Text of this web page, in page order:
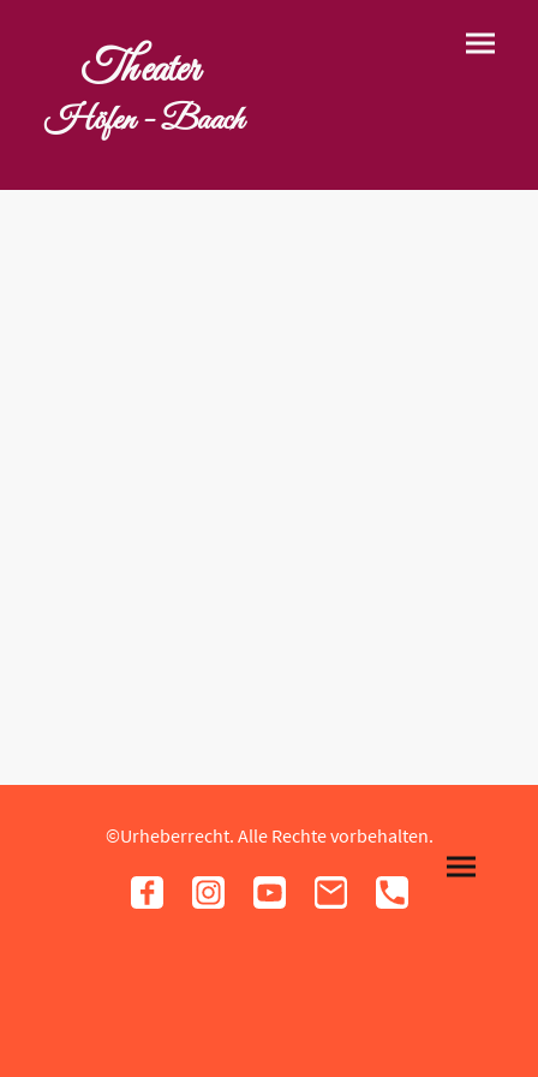
Theater
Höfen - Baach
©Urheberrecht. Alle Rechte vorbehalten.